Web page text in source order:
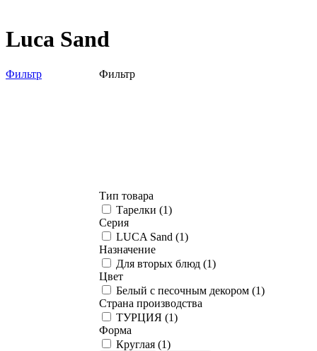
Luca Sand
Фильтр Фильтр
Тип товара
Тарелки (1)
Серия
LUCA Sand (1)
Назначение
Для вторых блюд (1)
Цвет
Белый с песочным декором (1)
Страна производства
ТУРЦИЯ (1)
Форма
Круглая (1)